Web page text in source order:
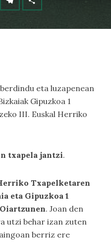
eta luzapenean
Gipuzkoa 1
III. Euskal Herriko
txapela jantzi.
Txapelketaren
eta Gipuzkoa 1
. Joan den
utzi behar izan zuten
berriz ere